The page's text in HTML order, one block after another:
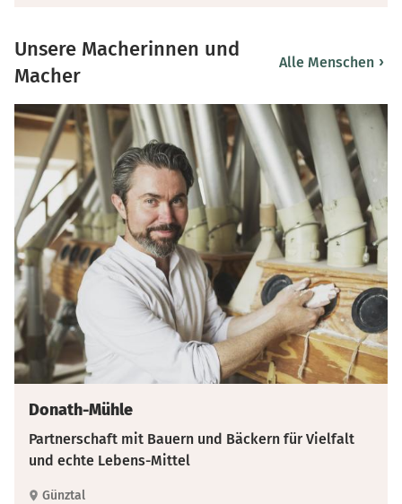
Unsere Macherinnen und
Macher
Alle Menschen ›
Donath-Mühle
Partnerschaft mit Bauern und Bäckern für Vielfalt
und echte Lebens-Mittel
Günztal